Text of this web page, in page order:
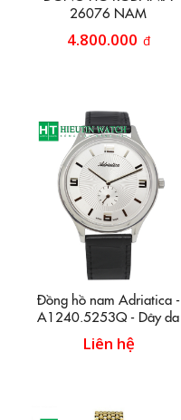
26076 NAM
4.800.000 đ
Đồng hồ nam Adriatica -
A1240.5253Q - Dây da
2,5 kim
Liên hệ